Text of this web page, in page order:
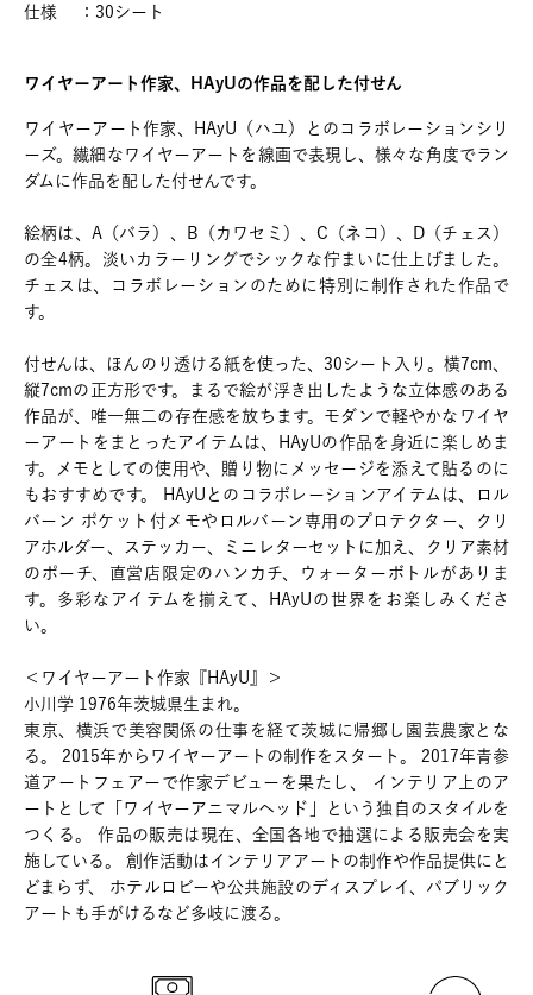
仕様 ：30シート
ワイヤーアート作家、HAyUの作品を配した付せん
ワイヤーアート作家、HAyU（ハユ）とのコラボレーションシリ
ーズ。繊細なワイヤーアートを線画で表現し、様々な角度でラン
ダムに作品を配した付せんです。
絵柄は、A（バラ）、B（カワセミ）、C（ネコ）、D（チェス）
の全4柄。淡いカラーリングでシックな佇まいに仕上げました。
チェスは、コラボレーションのために特別に制作された作品で
す。
付せんは、ほんのり透ける紙を使った、30シート入り。横7cm、
縦7cmの正方形です。まるで絵が浮き出したような立体感のある
作品が、唯一無二の存在感を放ちます。モダンで軽やかなワイヤ
ーアートをまとったアイテムは、HAyUの作品を身近に楽しめま
す。メモとしての使用や、贈り物にメッセージを添えて貼るのに
もおすすめです。 HAyUとのコラボレーションアイテムは、ロル
バーン ポケット付メモやロルバーン専用のプロテクター、クリ
アホルダー、ステッカー、ミニレターセットに加え、クリア素材
のポーチ、直営店限定のハンカチ、ウォーターボトルがありま
す。多彩なアイテムを揃えて、HAyUの世界をお楽しみくださ
い。
＜ワイヤーアート作家『HAyU』＞
小川学 1976年茨城県生まれ。
東京、横浜で美容関係の仕事を経て茨城に帰郷し園芸農家とな
る。 2015年からワイヤーアートの制作をスタート。 2017年青参
道アートフェアーで作家デビューを果たし、 インテリア上のア
ートとして「ワイヤーアニマルヘッド」という独自のスタイルを
つくる。 作品の販売は現在、全国各地で抽選による販売会を実
施している。 創作活動はインテリアアートの制作や作品提供にと
どまらず、 ホテルロビーや公共施設のディスプレイ、パブリック
アートも手がけるなど多岐に渡る。